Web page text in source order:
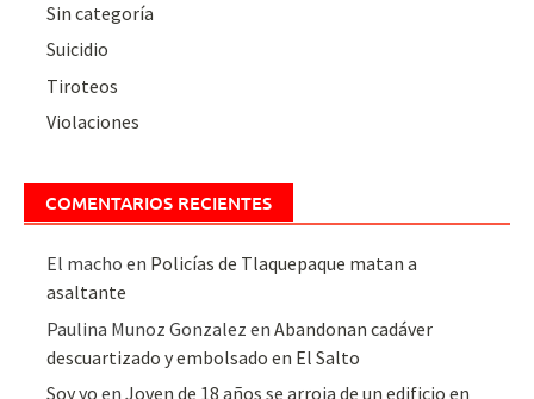
Sin categoría
Suicidio
Tiroteos
Violaciones
COMENTARIOS RECIENTES
El macho en Policías de Tlaquepaque matan a
asaltante
Paulina Munoz Gonzalez enAbandonan cadáver
descuartizado y embolsado en El Salto
Soy yo enJoven de 18 años se arroja de un edificio en